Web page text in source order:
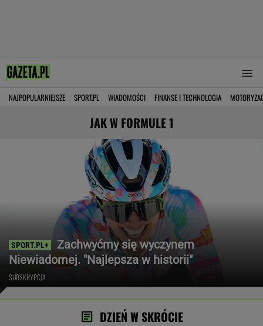
NAJPOPULARNIEJSZE SPORT.PL WIADOMOŚCI FINANSE I TECHNOLOGIA
JAK W FORMULE 1
Zachwyćmy się wyczynem
Niewiadomej. "Najlepsza w historii"
SUBSKRYPCJA
DZIEŃ W SKRÓCIE